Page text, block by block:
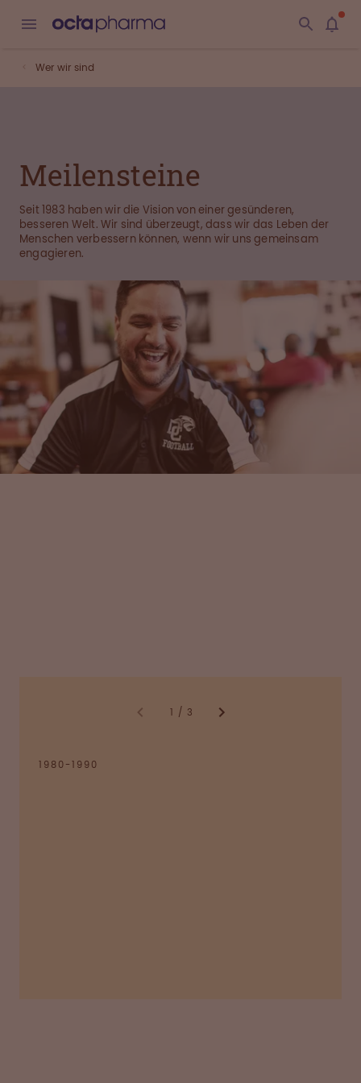
Wer wir sind
Meilensteine
Seit 1983 haben wir die Vision von einer gesünderen,
besseren Welt. Wir sind überzeugt, dass wir das Leben der
Menschen verbessern können, wenn wir uns gemeinsam
engagieren.
1980-1990
1 / 3